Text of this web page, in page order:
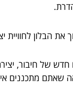
הבלון לחוויית
של חיבור,
מתכננים